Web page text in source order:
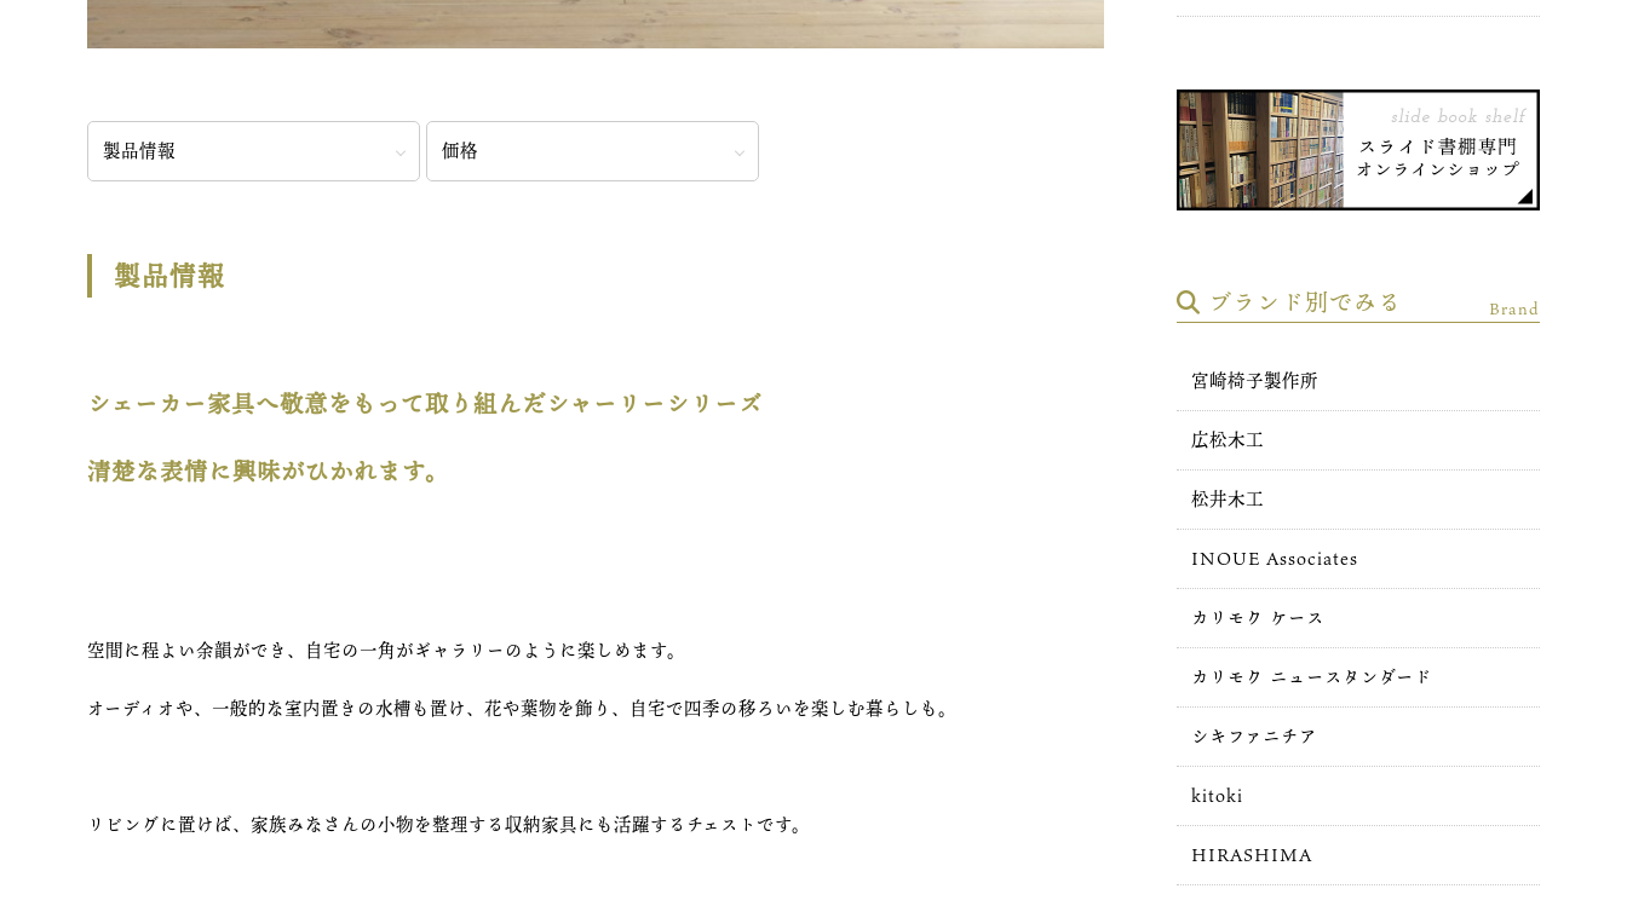
製品情報 価格
製品情報
シェーカー家具へ敬意をもって取り組んだシャーリーシリーズ
清楚な表情に興味がひかれます。
空間に程よい余韻ができ、自宅の一角がギャラリーのように楽しめます。
オーディオや、一般的な室内置きの水槽も置け、花や葉物を飾り、自宅で四季の移ろいを楽しむ暮らしも。
リビングに置けば、家族みなさんの小物を整理する収納家具にも活躍するチェストです。
ブランド別でみる Brand
宮崎椅子製作所
広松木工
松井木工
INOUE Associates
カリモク ケース
カリモク ニュースタンダード
シキファニチア
kitoki
HIRASHIMA